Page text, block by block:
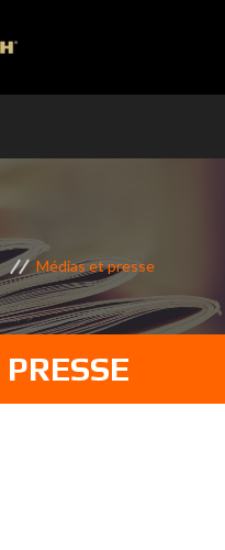
Médias et presse